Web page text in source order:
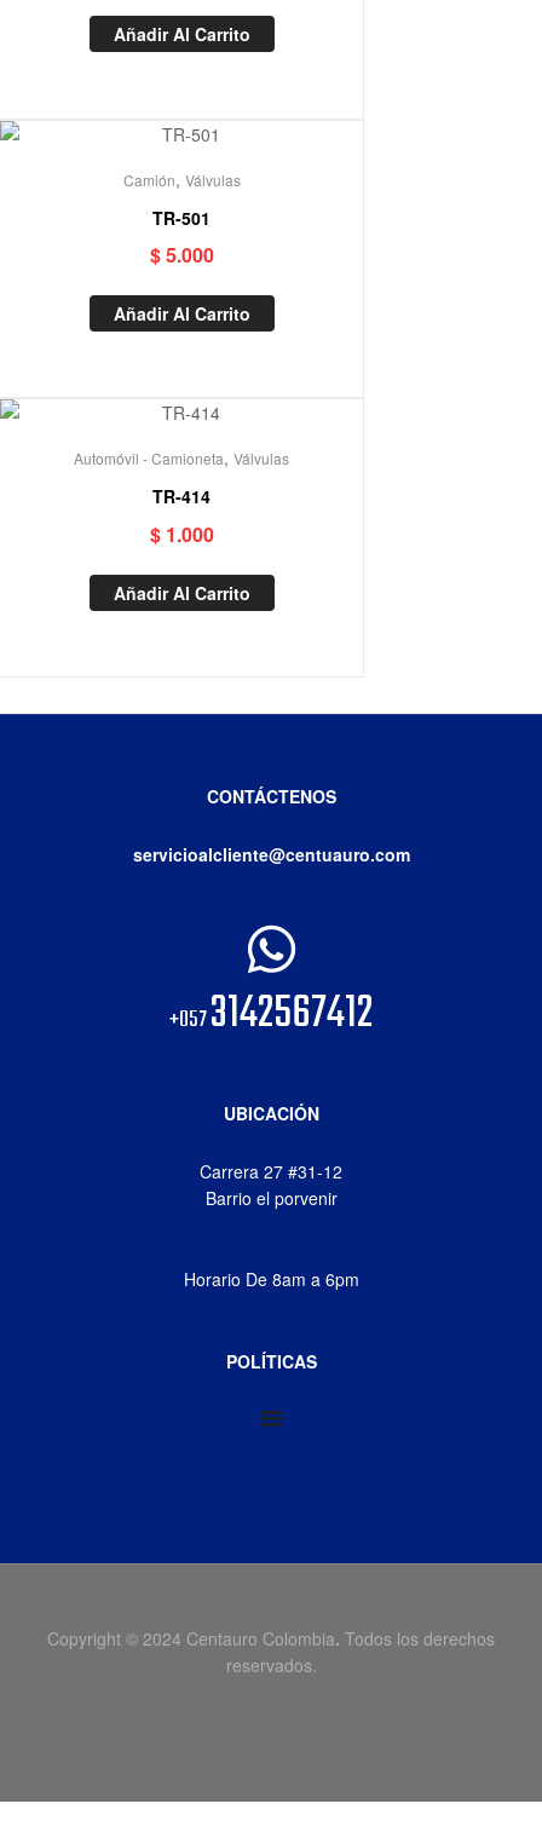
Añadir Al Carrito
Camión, Válvulas
TR-501
$5.000
Añadir Al Carrito
Automóvil - Camioneta, Válvulas
TR-414
$1.000
Añadir Al Carrito
CONTÁCTENOS
servicioalcliente@centuauro.com
+0573142567412
UBICACIÓN
Carrera 27 #31-12
Barrio el porvenir
Horario De 8am a 6pm
POLÍTICAS
Copyright © 2024 Centauro Colombia. Todos los derechos
reservados.